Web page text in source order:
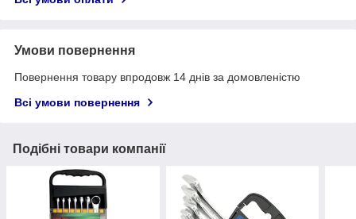
Умови повернення
Повернення товару впродовж 14 днів за домовленістю
Всі умови повернення
Подібні товари компанії